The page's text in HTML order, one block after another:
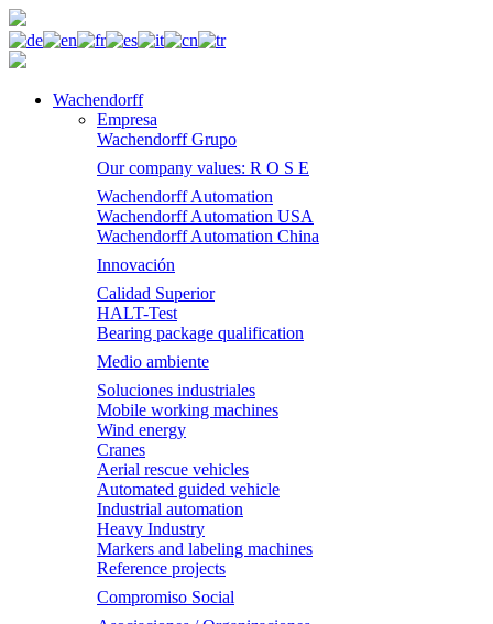
Wachendorff
Empresa
Wachendorff Grupo
Our company values: R O S E
Wachendorff Automation
Wachendorff Automation USA
Wachendorff Automation China
Innovación
Calidad Superior
HALT-Test
Bearing package qualification
Medio ambiente
Soluciones industriales
Mobile working machines
Wind energy
Cranes
Aerial rescue vehicles
Automated guided vehicle
Industrial automation
Heavy Industry
Markers and labeling machines
Reference projects
Compromiso Social